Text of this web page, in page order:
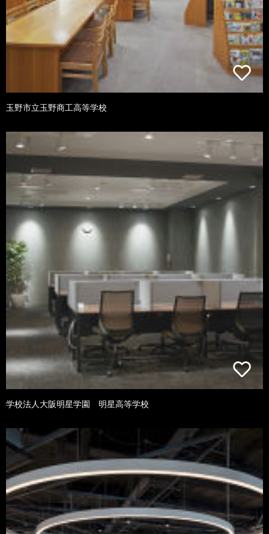
玉野市立玉野商工高等学校
学校法人大阪明星学園 明星高等学校